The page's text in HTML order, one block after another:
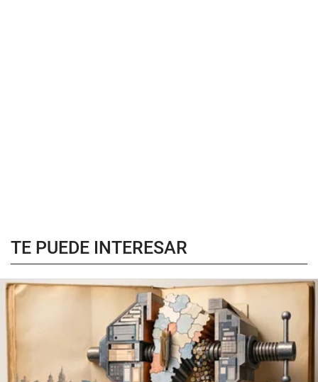
TE PUEDE INTERESAR